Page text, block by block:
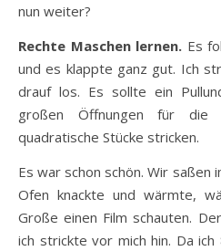
nun weiter?
Rechte Maschen lernen. Es
und es klappte ganz gut. Ich
drauf los. Es sollte ein
großen Öffnungen für die
quadratische Stücke stricken.
Es war schon schön. Wir saßen
Ofen knackte und wärmte,
Große einen Film schauten.
ich strickte vor mich hin. Da